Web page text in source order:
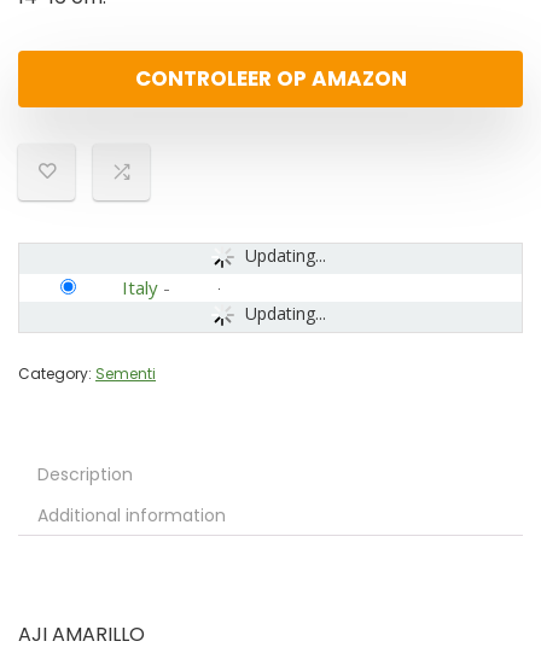
CONTROLEER OP AMAZON
Updating...
Updating...
Italy -
Category: Sementi
Description
Additional information
AJI AMARILLO